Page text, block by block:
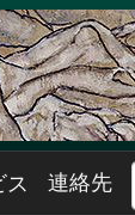
ス 連絡先